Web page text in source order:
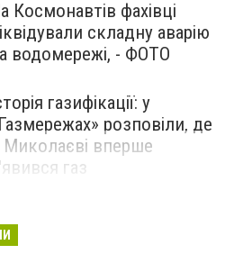
Космонавтів фахівці
складну аварію
водомережі, - ФОТО
газифікації: у
розповіли, де
Миколаєві вперше
газ
2026: шукаємо